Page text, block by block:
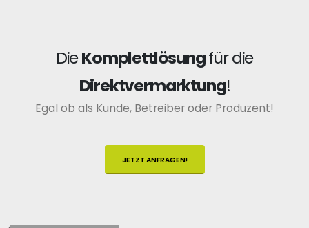
DieKomplettlösungfür die
Direktvermarktung!
Egal ob als Kunde, Betreiber oder Produzent!
JETZT ANFRAGEN!